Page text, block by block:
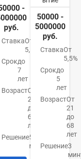
-
руб.
СтавкаОт
5,5%
Срокдо
7
лет
ВозрастОт
23
до
65
лет
Решение5
минут
50000 -
5000000
руб.
СтавкаОт
5,5%
Срокдо
5
лет
ВозрастОт
21
до
68
лет
Решение3